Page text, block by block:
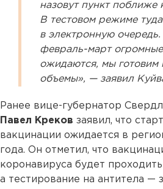
назовут пункт поближе
В тестовом режиме
в электронную
февраль-март
ожидаются, мы готовим
объемы», — заявил
Ранее вице-губернатор
Павел Креков заявил, что
вакцинации ожидается в
года. Он отметил, что
коронавируса будет проходить
а тестирование на антитела —